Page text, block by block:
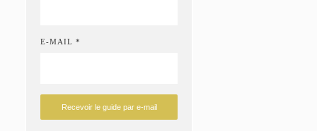
E-MAIL *